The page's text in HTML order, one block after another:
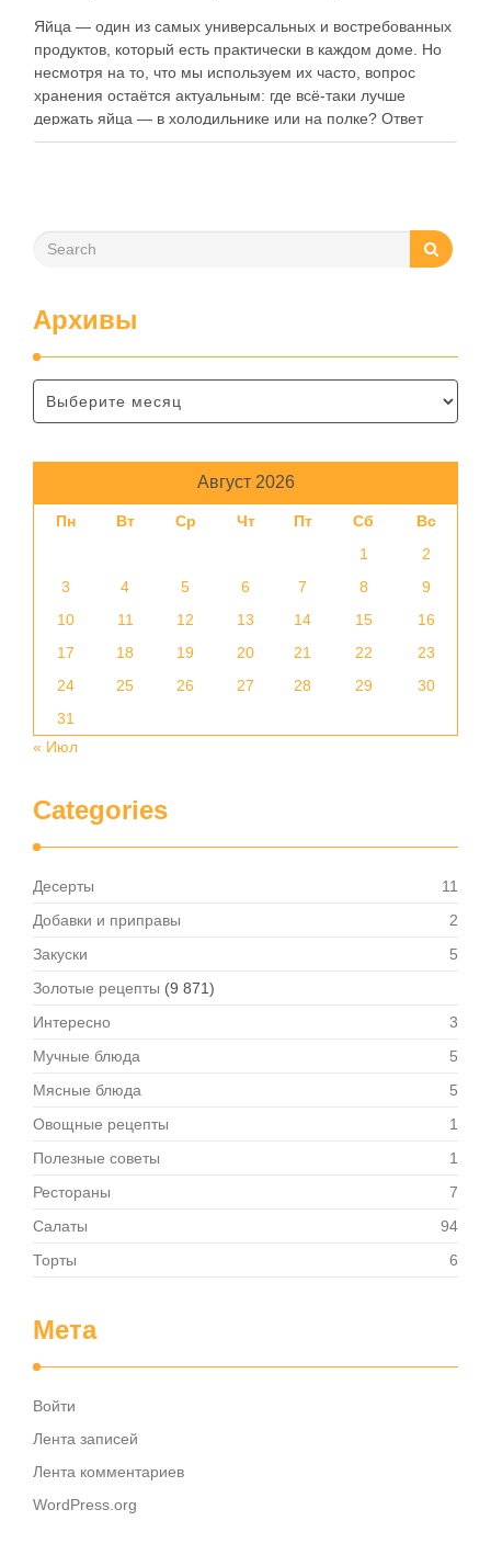
Яйца — один из самых универсальных и востребованных
продуктов, который есть практически в каждом доме. Но
несмотря на то, что мы используем их часто, вопрос
хранения остаётся актуальным: где всё-таки лучше
держать яйца — в холодильнике или на полке? Ответ
зависит от нескольких факторов, включая температуру
Архивы
Август 2026
Пн Вт Ср Чт Пт Сб
Вс
1
2
3
4 5 6 7 8
9
10
11 12 13 14 15
16
17
18 19 20 21 22
23
24
25 26 27 28 29
30
31
« Июл
Categories
Десерты
11
Добавки и приправы
2
Закуски
5
Золотые рецепты (9 871)
Интересно
3
Мучные блюда
5
Мясные блюда
5
Овощные рецепты
1
Полезные советы
1
Рестораны
7
Салаты
94
Торты
6
Мета
Войти
Лента записей
Лента комментариев
WordPress.org